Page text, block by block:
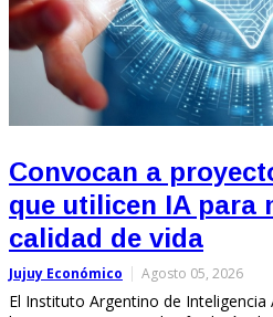
Convocan a
que utilicen IA para
calidad de vida
Jujuy Económico Agosto 05, 2026
El Instituto Argentino de Inteligencia